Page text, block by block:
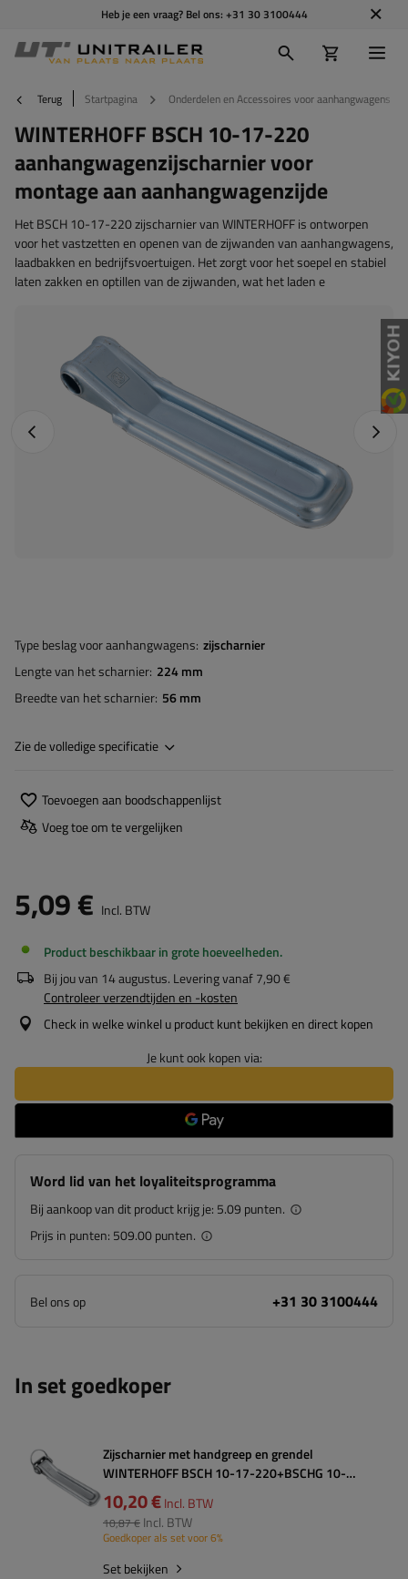
Heb je een vraag? Bel ons: +31 30 3100444
Terug Startpagina Onderdelen en Accessoires voor aanhangwagens
WINTERHOFF BSCH 10-17-220
aanhangwagenzijscharnier voor
montage aan aanhangwagenzijde
Het BSCH 10-17-220 zijscharnier van WINTERHOFF is ontworpen
voor het vastzetten en openen van de zijwanden van aanhangwagens,
laadbakken en bedrijfsvoertuigen. Het zorgt voor het soepel en stabiel
laten zakken en optillen van de zijwanden, wat het laden e
Vorige foto
Type beslag voor aanhangwagens zijscharnier
Lengte van het scharnier 224 mm
Breedte van het scharnier 56 mm
Zie de volledige specificatie
Toevoegen aan boodschappenlijst
Voeg toe om te vergelijken
5,09 € Incl. BTW
Product beschikbaar in grote hoeveelheden
Bij jou van 14 augustus. Levering vanaf7,90 €
Controleer verzendtijden en -kosten
Check in welke winkel u product kunt bekijken en direct kopen
Je kunt ook kopen via:
Word lid van het loyaliteitsprogramma
Bij aankoop van dit product krijg je: 5.09 punten.
Prijs in punten: 509.00 punten.
Bel ons op +31 30 3100444
In set goedkoper
Zijscharnier met handgreep en grendel
WINTERHOFF BSCH 10-17-220+BSCHG 10-
17-B+BSCHG 10-17-B complete
aanhangerzijmontage
10,20 €Incl. BTW
10,87 € Incl. BTW
Goedkoper als set voor 6%
Set bekijken